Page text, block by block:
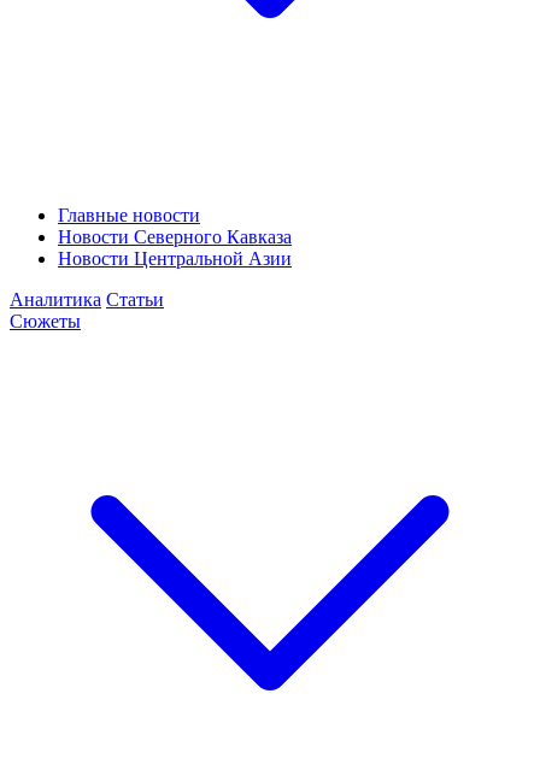
Главные новости
Новости Северного Кавказа
Новости Центральной Азии
Аналитика Статьи
Сюжеты